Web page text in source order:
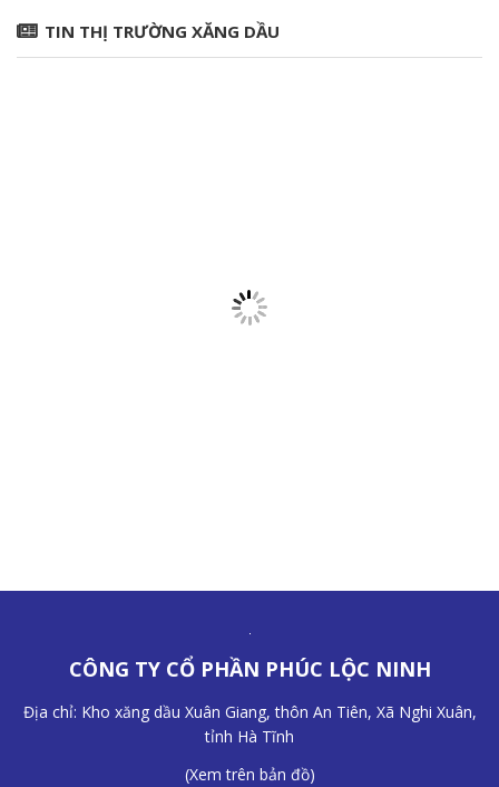
TIN THỊ TRƯỜNG XĂNG DẦU
CÔNG TY CỔ PHẦN PHÚC LỘC NINH
Địa chỉ: Kho xăng dầu Xuân Giang, thôn An Tiên, Xã Nghi Xuân,
tỉnh Hà Tĩnh
(Xem trên bản đồ)